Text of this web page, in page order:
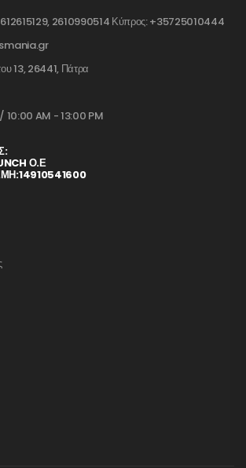
2610990514 Κύπρος: +35725010444
13, 26441, Πάτρα
10:00 AM - 13:00 PM
Ο.Ε